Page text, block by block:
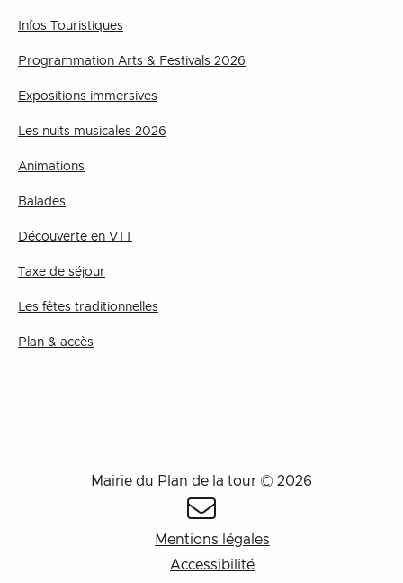
Infos Touristiques
Programmation Arts & Festivals 2026
Expositions immersives
Les nuits musicales 2026
Animations
Balades
Découverte en VTT
Taxe de séjour
Les fêtes traditionnelles
Plan & accès
Mairie du Plan de la tour © 2026
Mentions légales
Accessibilité